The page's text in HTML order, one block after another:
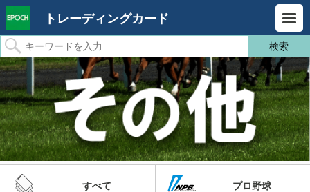
トレーディングカード
すべて プロ野球